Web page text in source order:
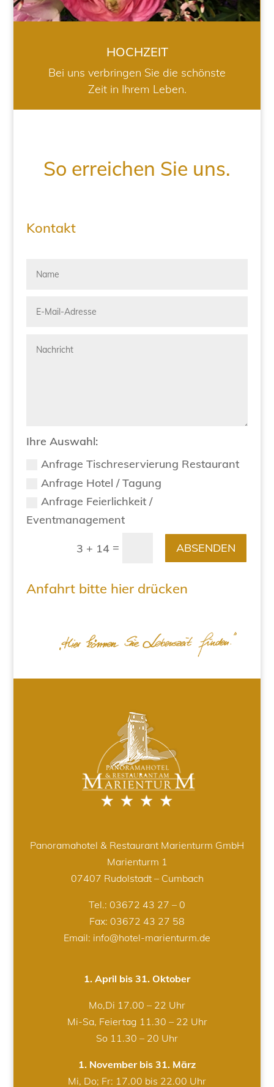
HOCHZEIT
Bei uns verbringen Sie die schönste
Zeit in Ihrem Leben.
So erreichen Sie uns.
Kontakt
Ihre Auswahl:
Anfrage Tischreservierung Restaurant
Anfrage Hotel / Tagung
Anfrage Feierlichkeit /
Eventmanagement
3 + 14 = ABSENDEN
Anfahrt bitte hier drücken
Panoramahotel & Restaurant Marienturm GmbH
Marienturm 1
07407 Rudolstadt – Cumbach
Tel.: 03672 43 27 – 0
Fax: 03672 43 27 58
Email: info@hotel-marienturm.de
1. April bis 31. Oktober
Mo,Di 17.00 – 22 Uhr
Mi-Sa, Feiertag 11.30 – 22 Uhr
So 11.30 – 20 Uhr
1. November bis 31. März
Mi, Do; Fr: 17.00 bis 22.00 Uhr